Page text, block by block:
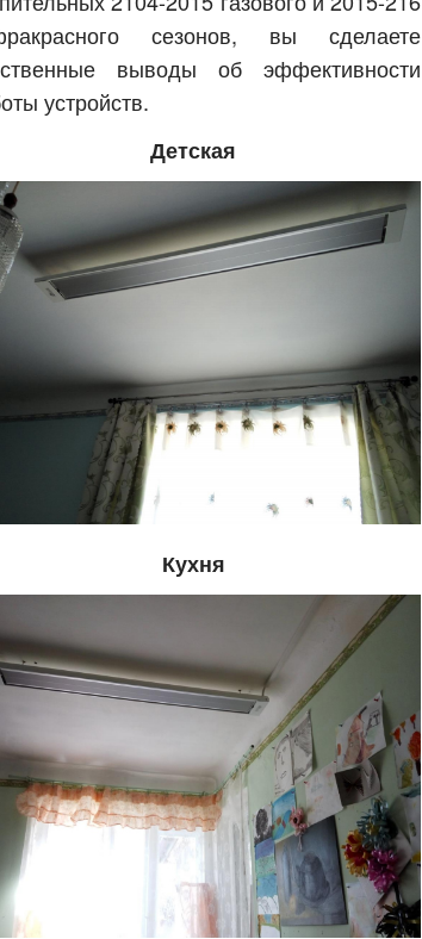
сезонов, вы сделаете
выводы об эффективности
устройств.
Детская
Кухня